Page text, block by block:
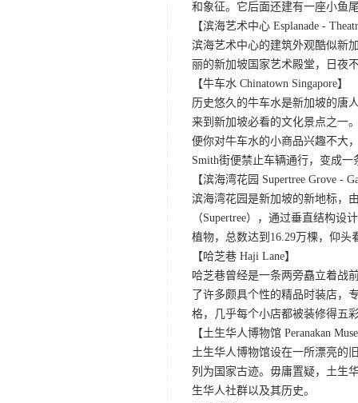
和象征。它后面还建有一座小鱼
【滨海艺术中心 Esplanade -
滨海艺术中心的建筑外观酷似新
丽的新加坡国家艺术殿堂，日夜
【牛车水 Chinatown Singapore】
历史悠久的牛车水是新加坡的唐
来到新加坡必看的文化景点之一
便你对牛车水的小商品兴趣不大
Smith街便禁止车辆通行，变成
【滨海湾花园 Supertree Grove -
滨海湾花园是新加坡的新地标，
（Supertree），通过垂直结构
植物，总数达到16.29万棵，仰
【哈芝巷 Haji Lane】
哈芝巷曾经是一条两旁矗立着战
了许多颇具个性的精品时装店，
格，几乎每个小店都被装修得五
【土生华人博物馆 Peranakan
土生华人博物馆设在一所漂亮的
列为国家古迹。毋庸置疑，土生
生华人社群以及其历史。